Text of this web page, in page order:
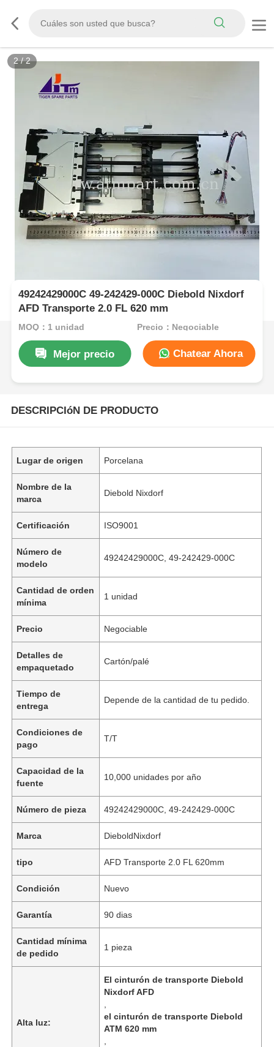
2/2
49242429000C 49-242429-000C Diebold Nixdorf
AFD Transporte 2.0 FL 620 mm
MOQ：1 unidad Precio：Negociable
Mejor precio Chatear Ahora
DESCRIPCIóN DE PRODUCTO
Lugar de origen Porcelana
Nombre de la
marca
Diebold Nixdorf
Certificación ISO9001
Número de
modelo
49242429000C, 49-242429-000C
Cantidad de orden
mínima
1 unidad
Precio Negociable
Detalles de
empaquetado
Cartón/palé
Tiempo de
entrega
Depende de la cantidad de tu pedido.
Condiciones de
pago
T/T
Capacidad de la
fuente
10,000 unidades por año
Número de pieza 49242429000C, 49-242429-000C
Marca DieboldNixdorf
tipo AFD Transporte 2.0 FL 620mm
Condición Nuevo
Garantía 90 dias
Cantidad mínima
de pedido
1 pieza
Alta luz:
El cinturón de transporte Diebold
Nixdorf AFD
el cinturón de transporte Diebold
ATM 620 mm